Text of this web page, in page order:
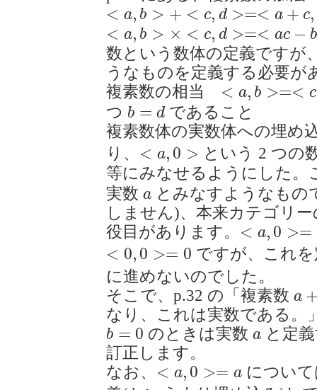
< a, b > + < c, d >=< a + c,
<a ,b > +<c,d >=<a+c,b+d >
< a, b > × < c, d >=< ac − b
<a ,b > ×< c,d >=< ac − ,a d+b >
数という数体の定義ですが
うなものを定義する必要が
複素数の相当 < a, b >=< c
<a ,b>=< c,d>
つ b = d
b=d
であること
複素数体の実数体への埋
り、 < a, 0 >
<a ,0 >
という 2 つの
等にみなせるようにした
実数 a
a とみなすようなもの
しません)、本来カテゴリ
役目があります。 < a, 0 >=
<a ,0 >=a
< 0, 0 >= 0
<0 ,0 >=0
ですが、これ
に進めないのでした。
そこで、p.32 の「複素数 a
a
なり、これは実数である。
b = 0
b= 0 のときは実数a
a と定
訂正します。
なお、 < a, 0 >= a
<a ,0 >=a
について